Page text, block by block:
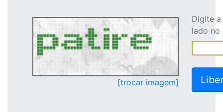
[trocar imagem]
Digite
lado no